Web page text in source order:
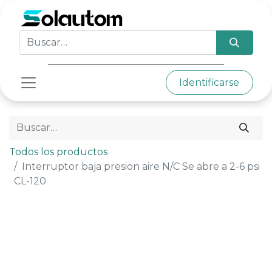
Identificarse
Todos los productos
Interruptor baja presion aire N/C Se abre a 2-6 psi
CL-120